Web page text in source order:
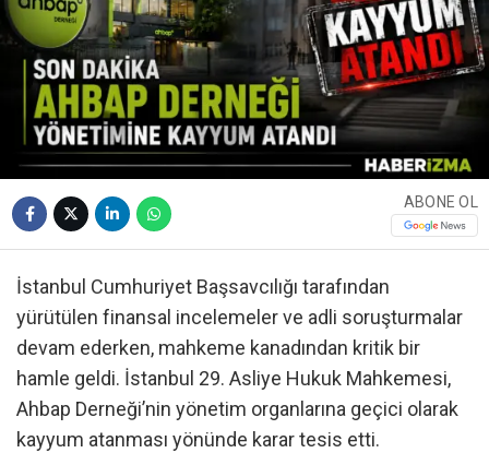
ABONE OL
İstanbul Cumhuriyet Başsavcılığı tarafından
yürütülen finansal incelemeler ve adli soruşturmalar
devam ederken, mahkeme kanadından kritik bir
hamle geldi. İstanbul 29. Asliye Hukuk Mahkemesi,
Ahbap Derneği’nin yönetim organlarına geçici olarak
kayyum atanması yönünde karar tesis etti.